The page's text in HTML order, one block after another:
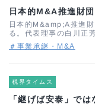
日本的M&A推進財
日本的M&amp;A推進
る。代表理事の白川正
こそ中小M&amp;Aの
「第三者承継士」が
＃事業承継・M&A
税界タイムス
「継げば安泰」では